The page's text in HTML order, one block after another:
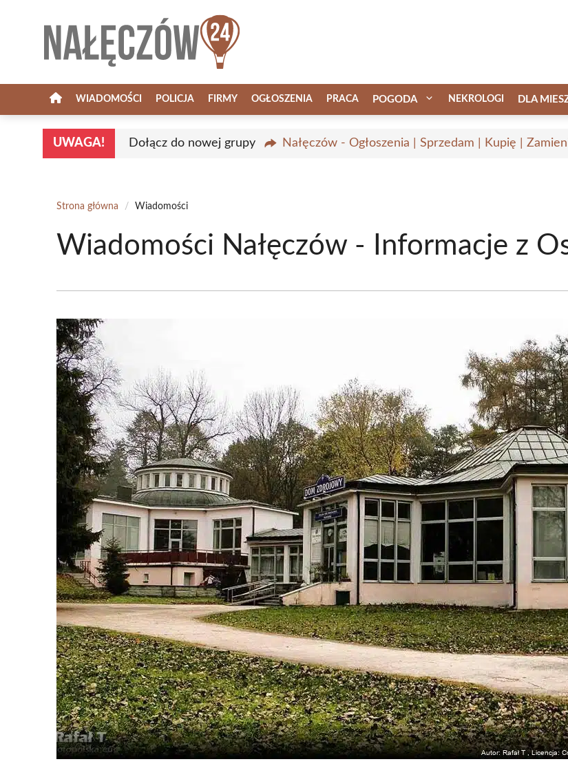
WIADOMOŚCI POLICJA FIRMY OGŁOSZENIA PRACA POGODA NEKROLOGI DLA
UWAGA! Dołącz do nowej grupy Nałęczów - Ogłoszenia | Sprzedam | Kupię |
Strona główna / Wiadomości
Wiadomości Nałęczów - Informacje z